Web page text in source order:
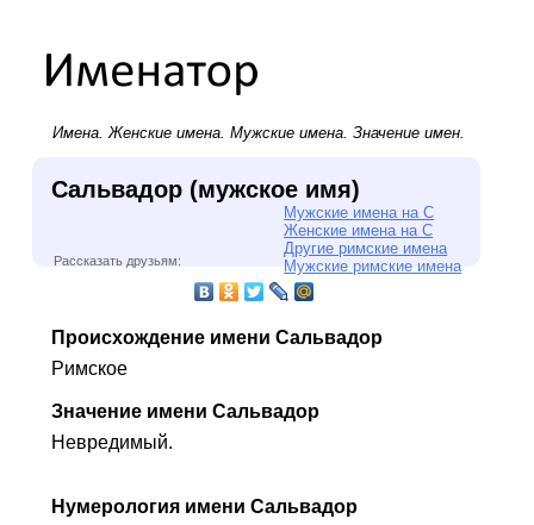
Имена.Женские имена. Мужские имена. Значение имен.
Сальвадор (мужское имя)
Мужские имена на С
Женские имена на С
Другие римские имена
Мужские римские имена
Рассказать друзьям:
Происхождение имени Сальвадор
Римское
Значение имени Сальвадор
Невредимый.
Нумерология имени Сальвадор